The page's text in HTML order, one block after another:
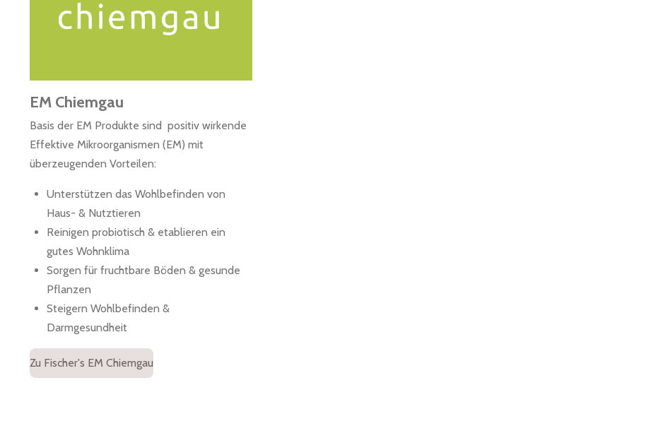
EM Chiemgau
Basis der EM Produkte sind positiv wirkende
Effektive Mikroorganismen (EM) mit
überzeugenden Vorteilen:
Unterstützen das Wohlbefinden von
Haus- & Nutztieren
Reinigen probiotisch & etablieren ein
gutes Wohnklima
Sorgen für fruchtbare Böden & gesunde
Pflanzen
Steigern Wohlbefinden &
Darmgesundheit
Zu Fischer's EM Chiemgau